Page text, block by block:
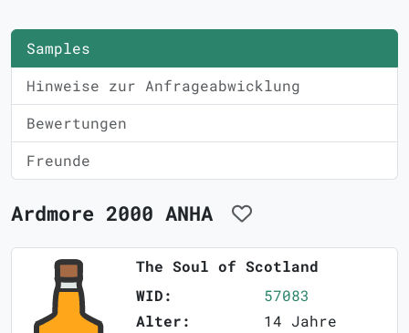
Samples
Hinweise zur Anfrageabwicklung
Bewertungen
Freunde
Ardmore 2000 ANHA
The Soul of Scotland
WID:
57083
Alter:
14 Jahre